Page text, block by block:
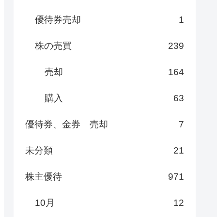
優待券売却 1
株の売買 239
売却 164
購入 63
優待券、金券 売却 7
未分類 21
株主優待 971
10月 12